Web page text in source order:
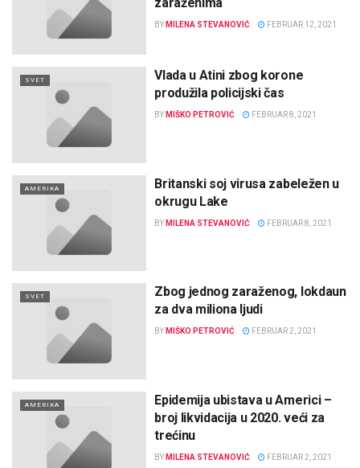
BY MILENA STEVANOVIĆ FEBRUAR 12, 2021
SVET
Vlada u Atini zbog korone
produžila policijski čas
BY MIŠKO PETROVIĆ FEBRUAR 8, 2021
AMERIKA
Britanski soj virusa zabeležen u
okrugu Lake
BY MILENA STEVANOVIĆ FEBRUAR 8, 2021
SVET
Zbog jednog zaraženog, lokdaun
za dva miliona ljudi
BY MIŠKO PETROVIĆ FEBRUAR 2, 2021
AMERIKA
Epidemija ubistava u Americi –
broj likvidacija u 2020. veći za
trećinu
BY MILENA STEVANOVIĆ FEBRUAR 2, 2021